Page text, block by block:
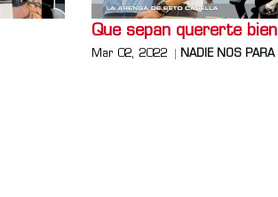
Que sepan quererte bien
Mar 02, 2022 NADIE NOS PARA